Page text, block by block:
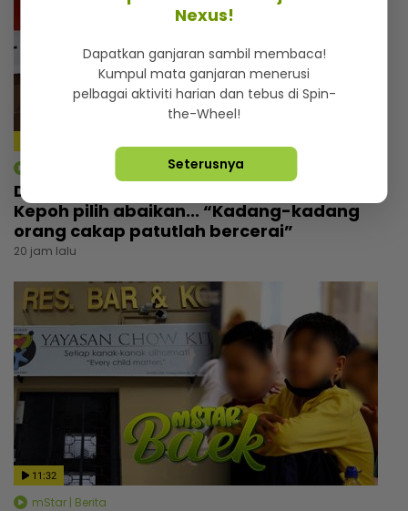
Dikecam kerana status ibu tunggal, Ayu
Kepoh pilih abaikan... “Kadang-kadang
orang cakap patutlah bercerai”
20 jam lalu
11:32
mStar | Berita
Nexus!
Dapatkan ganjaran sambil membaca!
Kumpul mata ganjaran menerusi
pelbagai aktiviti harian dan tebus di Spin-
the-Wheel!
Seterusnya